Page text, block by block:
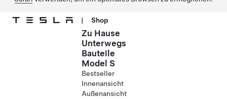
| Shop
Zu Hause
Unterwegs
Bauteile
Model S
Bestseller
Innenansicht
Außenansicht